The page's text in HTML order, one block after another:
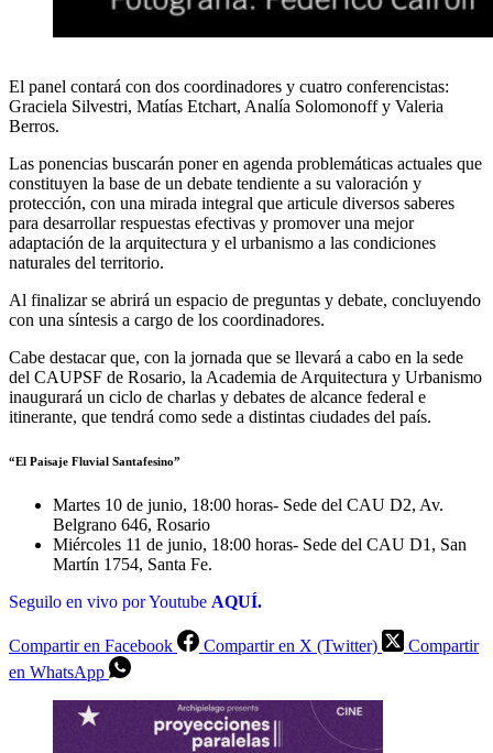
El panel contará con dos coordinadores y cuatro conferencistas:
Graciela Silvestri, Matías Etchart, Analía Solomonoff y Valeria
Berros.
Las ponencias buscarán poner en agenda problemáticas actuales que
constituyen la base de un debate tendiente a su valoración y
protección, con una mirada integral que articule diversos saberes
para desarrollar respuestas efectivas y promover una mejor
adaptación de la arquitectura y el urbanismo a las condiciones
naturales del territorio.
Al finalizar se abrirá un espacio de preguntas y debate, concluyendo
con una síntesis a cargo de los coordinadores.
Cabe destacar que, con la jornada que se llevará a cabo en la sede
del CAUPSF de Rosario, la Academia de Arquitectura y Urbanismo
inaugurará un ciclo de charlas y debates de alcance federal e
itinerante, que tendrá como sede a distintas ciudades del país.
“El Paisaje Fluvial Santafesino”
Martes 10 de junio, 18:00 horas- Sede del CAU D2, Av.
Belgrano 646, Rosario
Miércoles 11 de junio, 18:00 horas- Sede del CAU D1, San
Martín 1754, Santa Fe.
Seguilo en vivo por Youtube AQUÍ.
Compartir en Facebook Compartir en X (Twitter)
Compartir
en WhatsApp